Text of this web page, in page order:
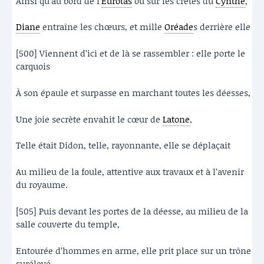
Diane entraîne les chœurs, et mille Oréades derrière elle
[500] Viennent d’ici et de là se rassembler : elle porte le
carquois
À son épaule et surpasse en marchant toutes les déesses,
Une joie secrète envahit le cœur de Latone,
Telle était Didon, telle, rayonnante, elle se déplaçait
Au milieu de la foule, attentive aux travaux et à l’avenir
du royaume.
[505] Puis devant les portes de la déesse, au milieu de la
salle couverte du temple,
Entourée d’hommes en arme, elle prit place sur un trône